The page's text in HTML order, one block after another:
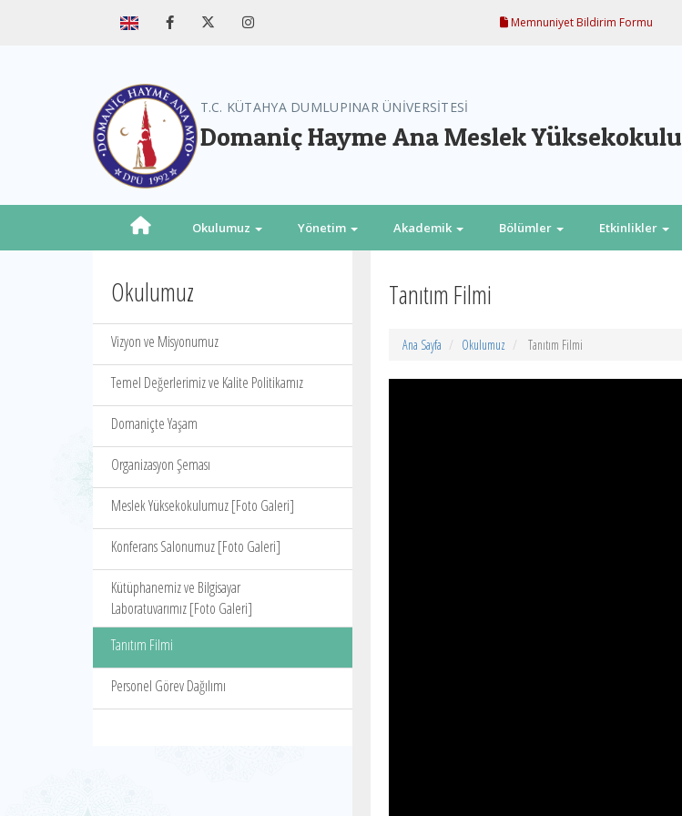
Memnuniyet Bildirim Formu
T.C. KÜTAHYA DUMLUPINAR ÜNİVERSİTESİ
Domaniç Hayme Ana Meslek Yüksekokulu
Okulumuz Yönetim Akademik Bölümler Etkinlikler
Okulumuz
Vizyon ve Misyonumuz
Temel Değerlerimiz ve Kalite Politikamız
Domaniçte Yaşam
Organizasyon Şeması
Meslek Yüksekokulumuz [Foto Galeri]
Konferans Salonumuz [Foto Galeri]
Kütüphanemiz ve Bilgisayar
Laboratuvarımız [Foto Galeri]
Tanıtım Filmi
Personel Görev Dağılımı
Tanıtım Filmi
Ana Sayfa Okulumuz Tanıtım Filmi